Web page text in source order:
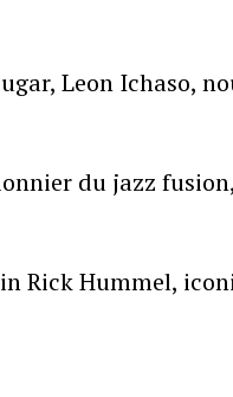
Leon Ichaso,
du jazz
Rick Hummel,